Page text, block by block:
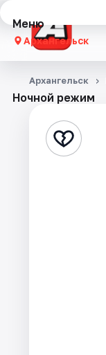
Меню
Архангельск
Концерты
Стендап
Ночной режим
Архангельск